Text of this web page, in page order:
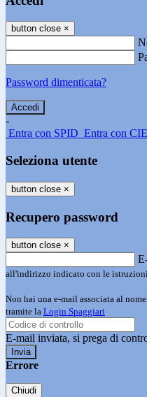
button close ×
Password dimenticata?
-
Entra con SPID Entra con CIE
Seleziona utente
button close ×
Recupero password
button close ×
all'indirizzo indicato con le istruzioni
Non hai una e-mail associata al
tramite la Login Spaggiari
E-mail inviata, si prega di
Errore
Chiudi